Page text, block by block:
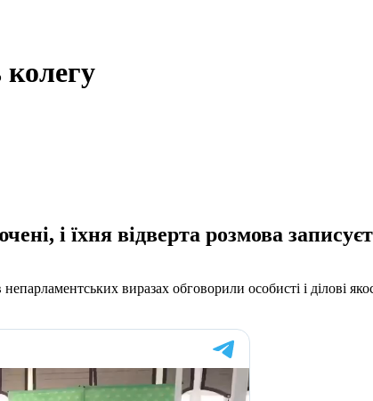
і їхня відверта розмова
виразах обговорили особисті і ділові